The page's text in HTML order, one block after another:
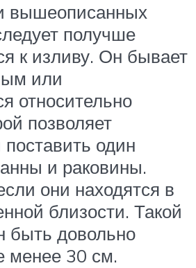
вышеописанных
получше
к изливу. Он бывает
или
относительно
позволяет
один
и раковины.
они находятся в
близости. Такой
быть довольно
менее 30 см.